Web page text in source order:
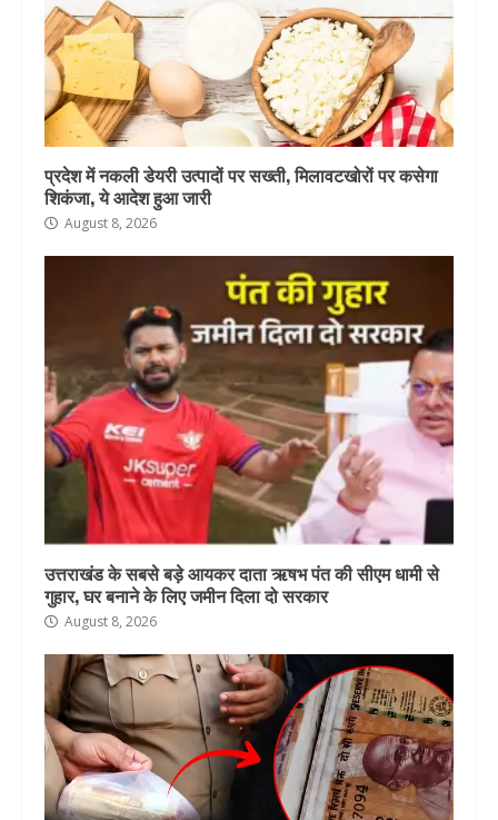
प्रदेश में नकली डेयरी उत्पादों पर सख्ती, मिलावटखोरों पर कसेगा
शिकंजा, ये आदेश हुआ जारी
August 8, 2026
उत्तराखंड के सबसे बड़े आयकर दाता ऋषभ पंत की सीएम धामी से
गुहार, घर बनाने के लिए जमीन दिला दो सरकार
August 8, 2026